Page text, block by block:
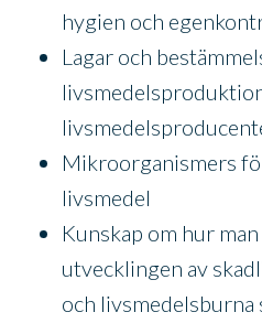
hygien och
Lagar och
Mikroorganismers
livsmedel
Kunskap om hur
utvecklingen av
och livsmedelsburna